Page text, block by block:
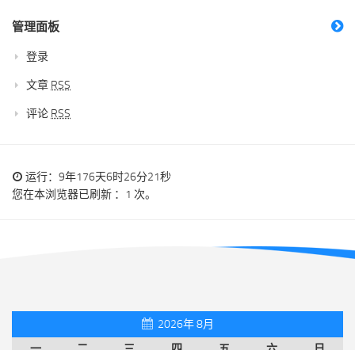
管理面板
登录
文章 RSS
评论 RSS
运行：9年176天6时26分21秒
您在本浏览器已刷新 ：1 次。
2026年 8月